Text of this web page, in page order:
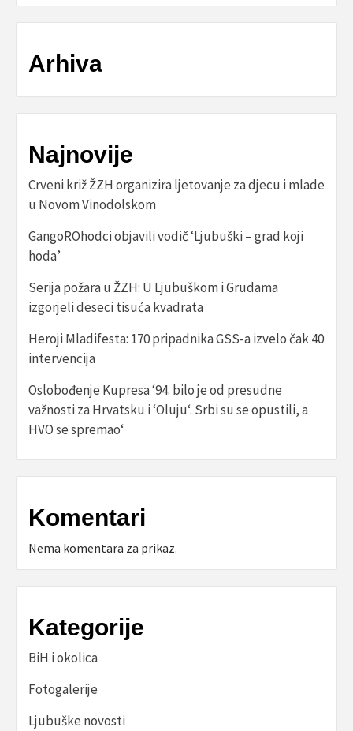
Arhiva
Najnovije
Crveni križ ŽZH organizira ljetovanje za djecu i mlade
u Novom Vinodolskom
GangoROhodci objavili vodič ‘Ljubuški – grad koji
hoda’
Serija požara u ŽZH: U Ljubuškom i Grudama
izgorjeli deseci tisuća kvadrata
Heroji Mladifesta: 170 pripadnika GSS-a izvelo čak 40
intervencija
Oslobođenje Kupresa ‘94. bilo je od presudne
važnosti za Hrvatsku i ‘Oluju‘. Srbi su se opustili, a
HVO se spremao‘
Komentari
Nema komentara za prikaz.
Kategorije
BiH i okolica
Fotogalerije
Ljubuške novosti